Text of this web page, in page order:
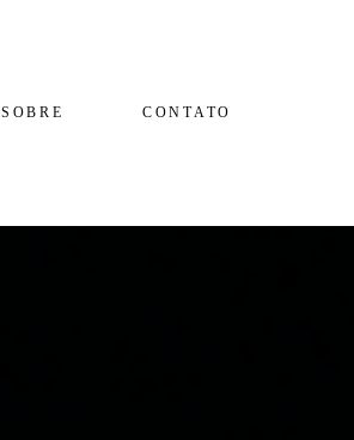
SOBRE CONTATO